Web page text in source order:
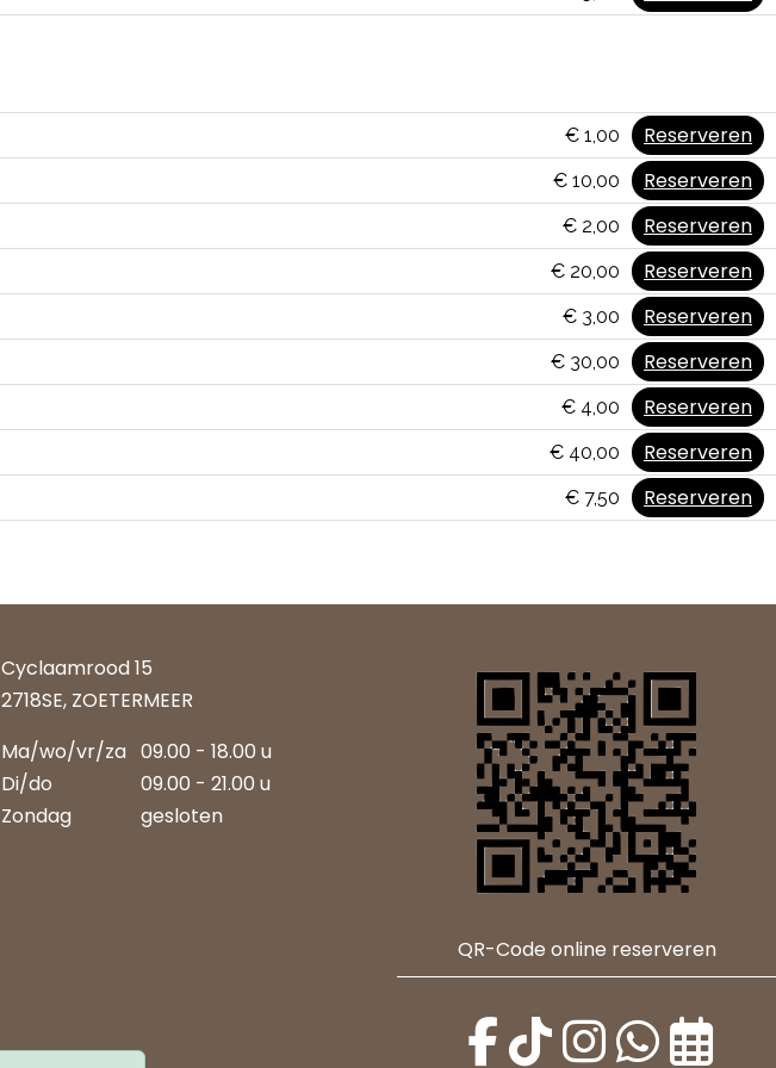
Reserveren
€ 1,00
Reserveren
€ 10,00
Reserveren
€ 2,00
Reserveren
€ 20,00
Reserveren
€ 3,00
Reserveren
€ 30,00
Reserveren
€ 4,00
Reserveren
€ 40,00
Reserveren
€ 7,50
Cyclaamrood 15
2718SE, ZOETERMEER
Ma/wo/vr/za 09.00 - 18.00 u
Di/do
09.00 - 21.00 u
Zondag
gesloten
QR-Code online reserveren